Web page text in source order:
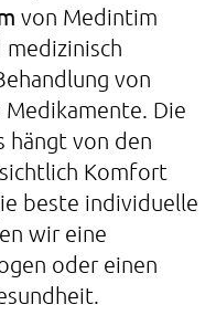
von Medintim
medizinisch
von
Die
hängt von den
Komfort
beste individuelle
wir eine
oder einen